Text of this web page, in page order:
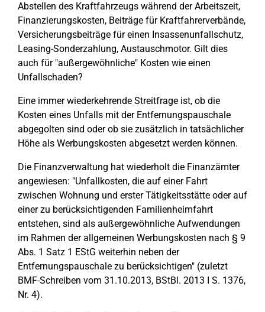
Abstellen des Kraftfahrzeugs während der Arbeitszeit,
Finanzierungskosten, Beiträge für Kraftfahrerverbände,
Versicherungsbeiträge für einen Insassenunfallschutz,
Leasing-Sonderzahlung, Austauschmotor. Gilt dies
auch für "außergewöhnliche" Kosten wie einen
Unfallschaden?
Eine immer wiederkehrende Streitfrage ist, ob die
Kosten eines Unfalls mit der Entfernungspauschale
abgegolten sind oder ob sie zusätzlich in tatsächlicher
Höhe als Werbungskosten abgesetzt werden können.
Die Finanzverwaltung hat wiederholt die Finanzämter
angewiesen: "Unfallkosten, die auf einer Fahrt
zwischen Wohnung und erster Tätigkeitsstätte oder auf
einer zu berücksichtigenden Familienheimfahrt
entstehen, sind als außergewöhnliche Aufwendungen
im Rahmen der allgemeinen Werbungskosten nach § 9
Abs. 1 Satz 1 EStG weiterhin neben der
Entfernungspauschale zu berücksichtigen" (zuletzt
BMF-Schreiben vom 31.10.2013, BStBl. 2013 I S. 1376,
Nr. 4).